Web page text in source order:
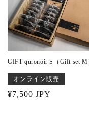
GIFT quronoir S（Gift set M
オンライン販売
Regular
¥7,500 JPY